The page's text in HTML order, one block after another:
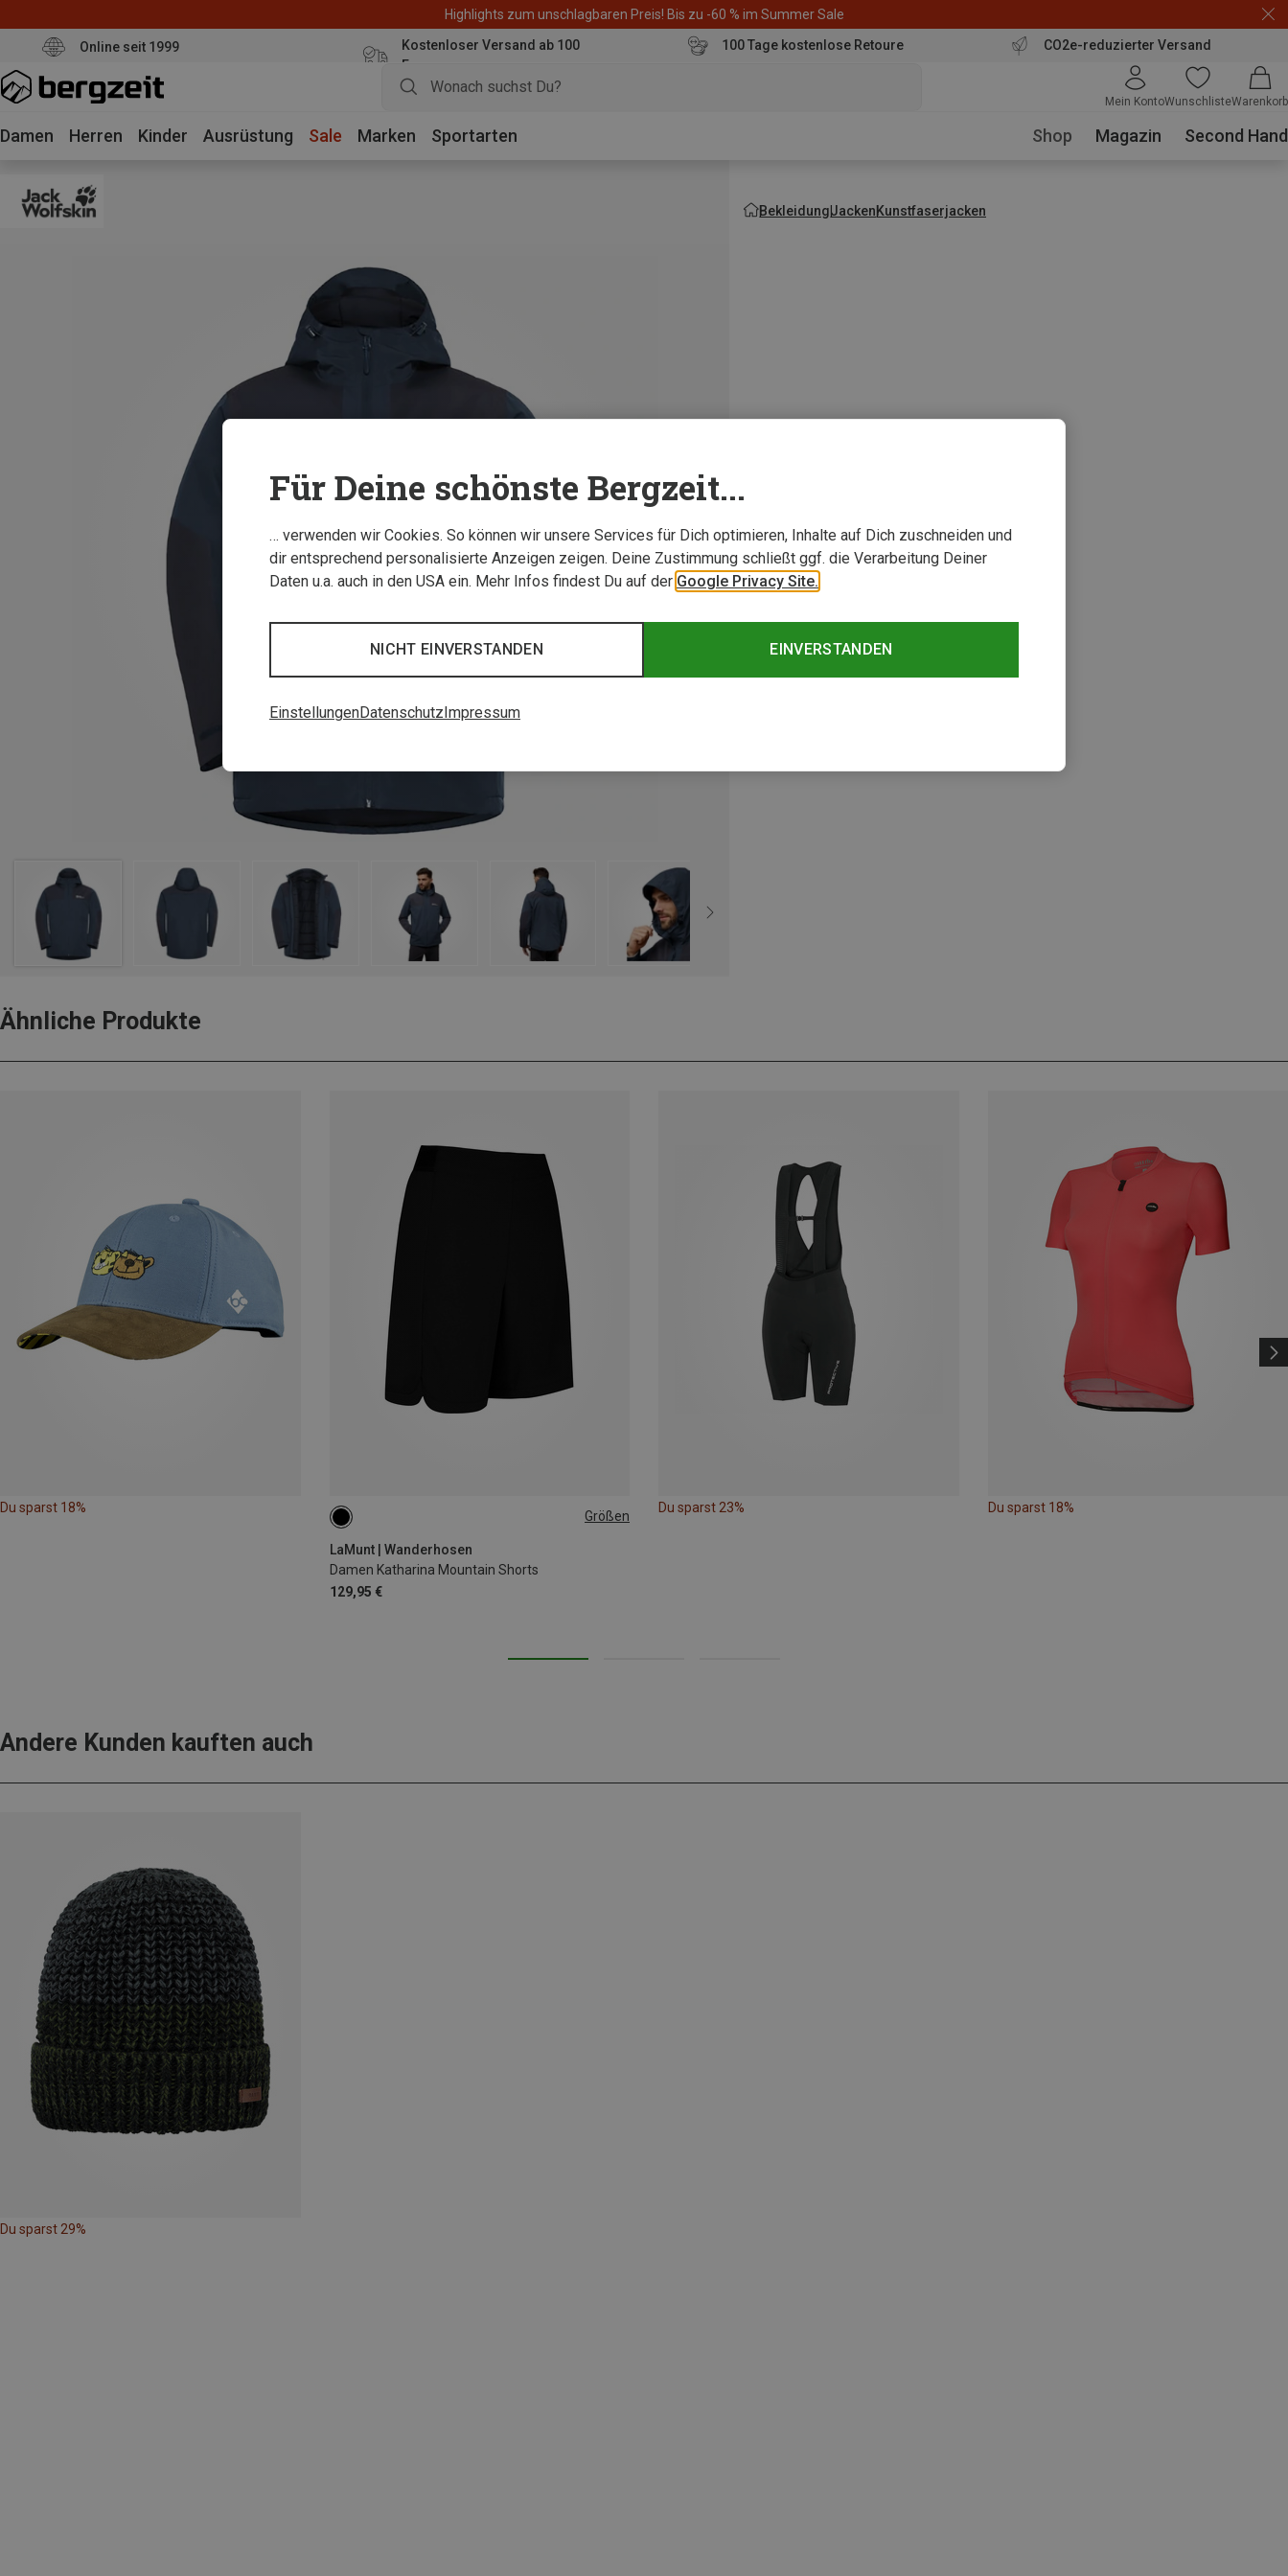
Highlights zum unschlagbaren Preis! Bis zu -60 % im Summer Sale
Online seit 1999
Kostenloser Versand ab 100
Euro
100 Tage kostenlose Retoure CO2e-reduzierter Versand
Mein KontoWunschlisteWarenkorb
Damen Herren Kinder Ausrüstung Sale Marken Sportarten Shop Magazin Second Hand
BekleidungJackenKunstfaserjacken
Ähnliche Produkte
Du sparst 18%
Größen
LaMunt | Wanderhosen
Damen Katharina Mountain Shorts
129,95 €
XS
Du sparst 23% Du sparst 18%
Andere Kunden kauften auch
Du sparst 29%
Für Deine schönste Bergzeit...
… verwenden wir Cookies. So können wir unsere Services für Dich optimieren, Inhalte auf Dich zuschneiden und
dir entsprechend personalisierte Anzeigen zeigen. Deine Zustimmung schließt ggf. die Verarbeitung Deiner
Daten u.a. auch in den USA ein. Mehr Infos findest Du auf der Google Privacy Site.
EINVERSTANDEN
NICHT EINVERSTANDEN
EinstellungenDatenschutzImpressum